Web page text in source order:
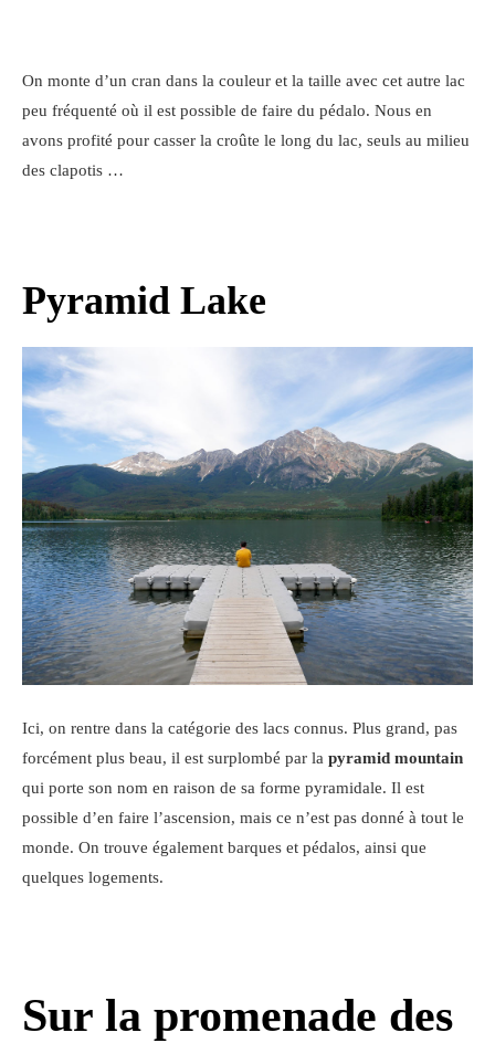
On monte d’un cran dans la couleur et la taille avec cet autre lac
peu fréquenté où il est possible de faire du pédalo. Nous en
avons profité pour casser la croûte le long du lac, seuls au milieu
des clapotis …
Pyramid Lake
Ici, on rentre dans la catégorie des lacs connus. Plus grand, pas
forcément plus beau, il est surplombé par la pyramid mountain
qui porte son nom en raison de sa forme pyramidale. Il est
possible d’en faire l’ascension, mais ce n’est pas donné à tout le
monde. On trouve également barques et pédalos, ainsi que
quelques logements.
Sur la promenade des